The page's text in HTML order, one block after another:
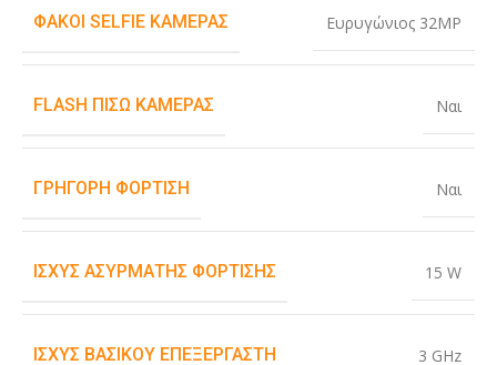
ΦΑΚΟΊ SELFIE ΚΆΜΕΡΑΣ Ευρυγώνιος 32MP
FLASH ΠΊΣΩ ΚΆΜΕΡΑΣ Ναι
ΓΡΉΓΟΡΗ ΦΌΡΤΙΣΗ Ναι
ΙΣΧΎΣ ΑΣΎΡΜΑΤΗΣ ΦΌΡΤΙΣΗΣ 15 W
ΙΣΧΎΣ ΒΑΣΙΚΟΎ ΕΠΕΞΕΡΓΑΣΤΉ 3 GHz